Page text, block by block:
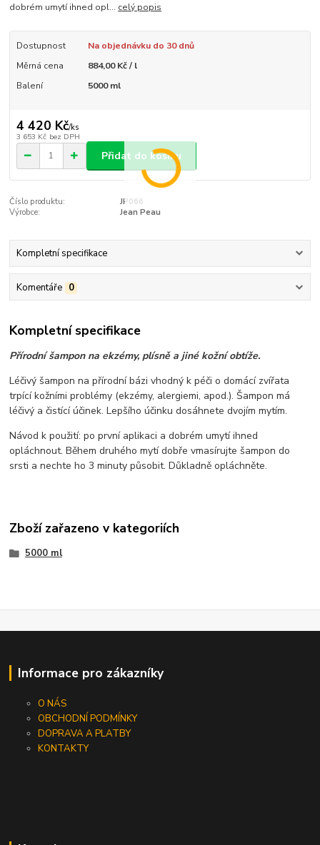
dobrém umytí ihned opl... celý popis
Dostupnost
Na objednávku do 30 dnů
Měrná cena
884,00 Kč / l
Balení
5000 ml
4 420 Kč/ks
3 653 Kč bez DPH
Přidat do košíku
Číslo produktu:
JP066
Výrobce:
Jean Peau
Kompletní specifikace
Komentáře 0
Kompletní specifikace
Přírodní šampon na ekzémy, plísně a jiné kožní obtíže.
Léčivý šampon na přírodní bázi vhodný k péči o domácí zvířata
trpící kožními problémy (ekzémy, alergiemi, apod.). Šampon má
léčivý a čistící účinek. Lepšího účinku dosáhnete dvojím mytím.
Návod k použití: po první aplikaci a dobrém umytí ihned
opláchnout. Během druhého mytí dobře vmasírujte šampon do
srsti a nechte ho 3 minuty působit. Důkladně opláchněte.
Zboží zařazeno v kategoriích
5000 ml
Informace pro zákazníky
O NÁS
OBCHODNÍ PODMÍNKY
DOPRAVA A PLATBY
KONTAKTY